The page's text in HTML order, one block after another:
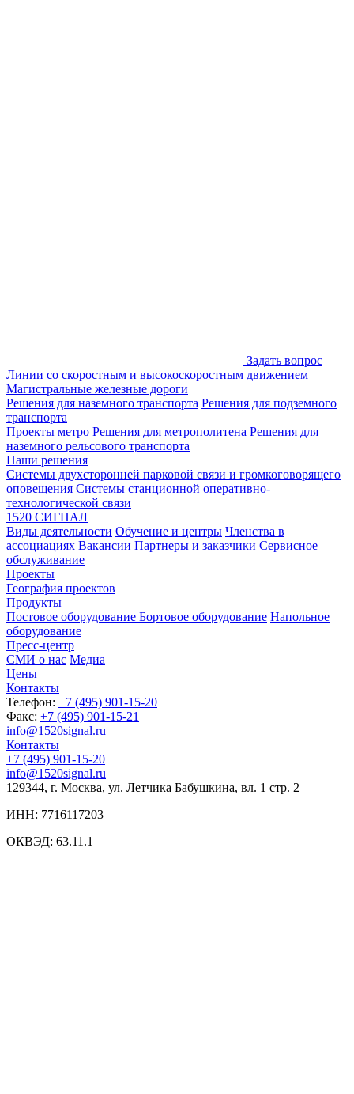
Задать вопрос
Линии со скоростным и высокоскоростным движением
Магистральные железные дороги
Решения для наземного транспорта Решения для подземного
транспорта
Проекты метро Решения для метрополитена Решения для
наземного рельсового транспорта
Наши решения
Системы двухсторонней парковой связи и громкоговорящего
оповещения Системы станционной оперативно-
технологической связи
1520 СИГНАЛ
Виды деятельности Обучение и центры Членства в
ассоциациях Вакансии Партнеры и заказчики Сервисное
обслуживание
Проекты
География проектов
Продукты
Постовое оборудование Бортовое оборудование Напольное
оборудование
Пресс-центр
СМИ о нас Медиа
Цены
Контакты
Телефон: +7 (495) 901-15-20
Факс: +7 (495) 901-15-21
info@1520signal.ru
Контакты
+7 (495) 901-15-20
info@1520signal.ru
129344, г. Москва, ул. Летчика Бабушкина, вл. 1 стр. 2
ИНН: 7716117203
ОКВЭД: 63.11.1